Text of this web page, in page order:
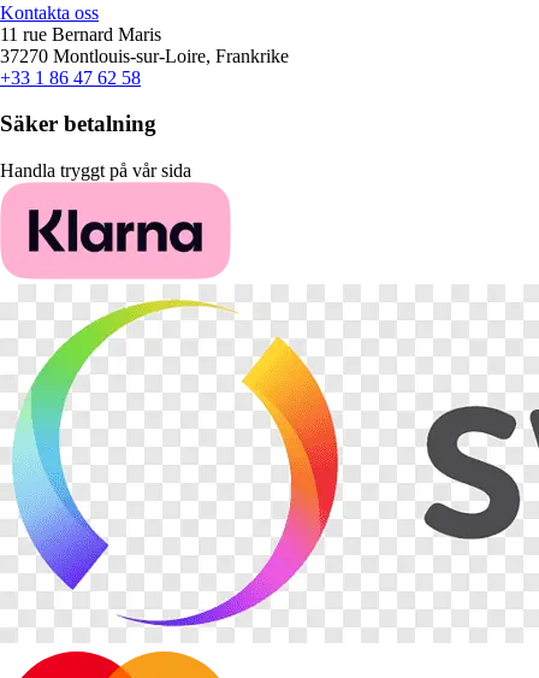
Kontakta oss
11 rue Bernard Maris
37270 Montlouis-sur-Loire, Frankrike
+33 1 86 47 62 58
Säker betalning
Handla tryggt på vår sida